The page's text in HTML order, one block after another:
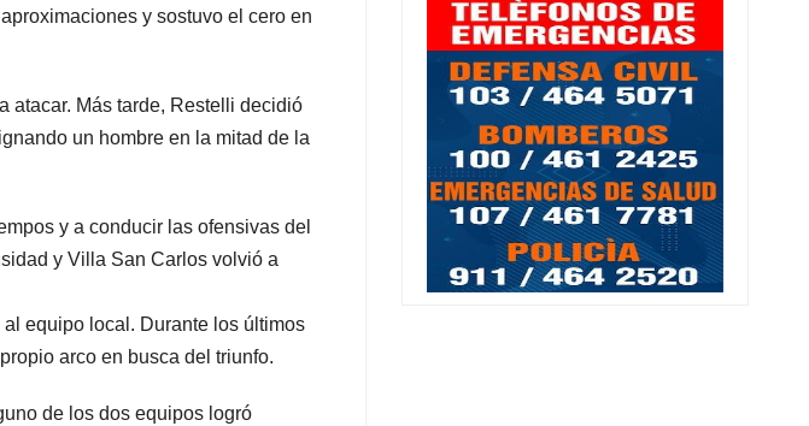
y sostuvo el cero en
atacar. Más tarde, Restelli decidió
un hombre en la mitad de la
y a conducir las ofensivas del
y Villa San Carlos volvió a
equipo local. Durante los últimos
arco en busca del triunfo.
de los dos equipos logró